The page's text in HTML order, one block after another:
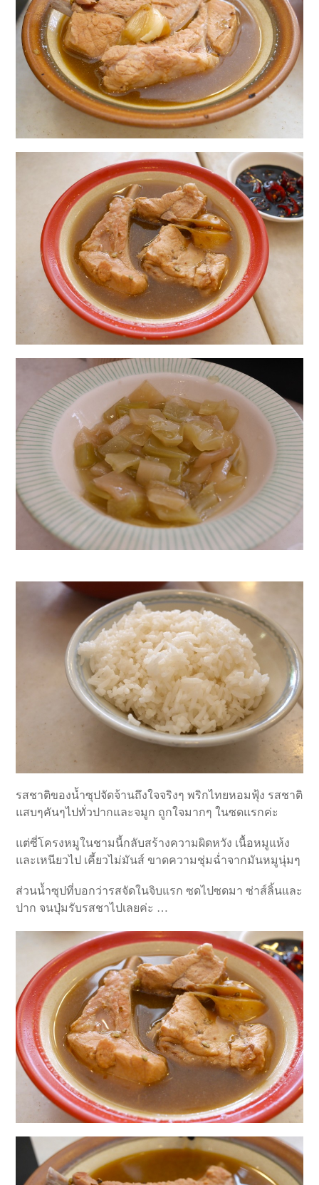
รสชาติของน้ำซุปจัดจ้านถึงใจจริงๆ พริกไทยหอมฟุ้ง รสชาติ
แสบๆคันๆไปทั่วปากและจมูก ถูกใจมากๆ ในซดแรกค่ะ
แต่ซี่โครงหมูในชามนี้กลับสร้างความผิดหวัง เนื้อหมูแห้ง
และเหนียวไป เคี้ยวไม่มันส์ ขาดความชุ่มฉ่ำจากมันหมูนุ่มๆ
ส่วนน้ำซุปที่บอกว่ารสจัดในจิบแรก ซดไปซดมา ซ่าส์ลิ้นและ
ปาก จนปุ่มรับรสชาไปเลยค่ะ …